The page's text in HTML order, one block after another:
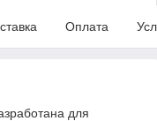
Оплата
для